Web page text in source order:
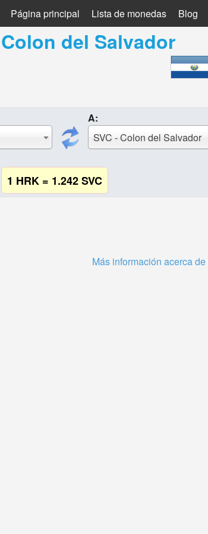
Página principal Lista de monedas Blog
Colon del Salvador
A:
SVC - Colon del Salvador
1 HRK = 1.242 SVC
Más información acerca